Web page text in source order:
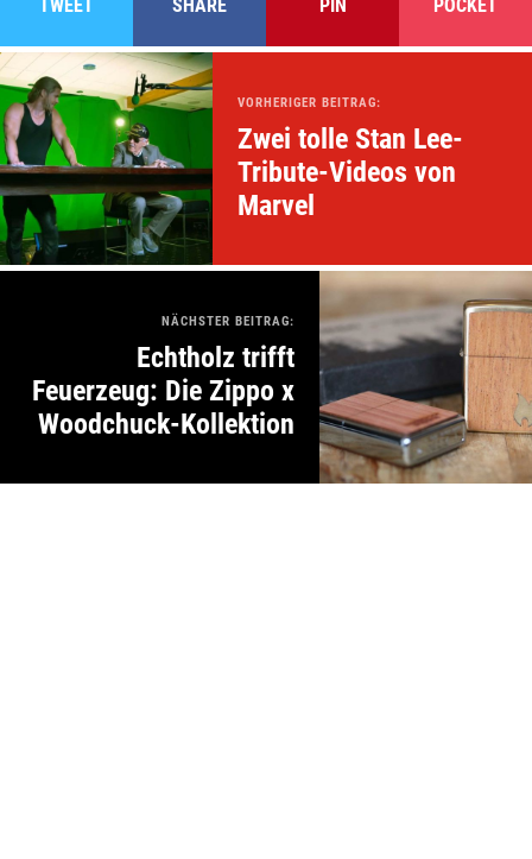
TWEET SHARE PIN POCKET
VORHERIGER BEITRAG:
Zwei tolle Stan Lee-
Tribute-Videos von
Marvel
NÄCHSTER BEITRAG:
Echtholz trifft
Feuerzeug: Die Zippo x
Woodchuck-Kollektion